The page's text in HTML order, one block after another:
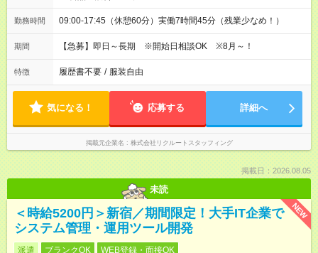
勤務時間 09:00-17:45（休憩60分）実働7時間45分（残業少なめ！）
期間 【急募】即日～長期 ※開始日相談OK ※8月～！
特徴 履歴書不要 / 服装自由
気になる！ 応募する 詳細へ
掲載元企業名 株式会社リクルートスタッフィング
掲載日：2026.08.05
未読
NEW
＜時給5200円＞新宿／期間限定！大手IT企業で
システム管理・運用ツール開発
派遣 ブランクOK WEB登録・面接OK